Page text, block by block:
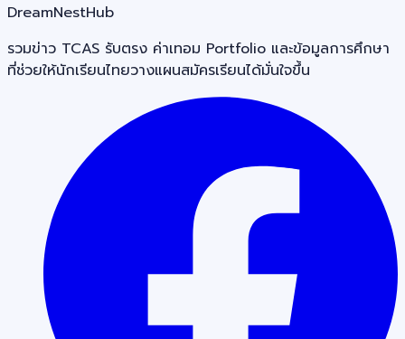
DreamNestHub
รวมข่าว TCAS รับตรง ค่าเทอม Portfolio และข้อมูลการศึกษา
ที่ช่วยให้นักเรียนไทยวางแผนสมัครเรียนได้มั่นใจขึ้น